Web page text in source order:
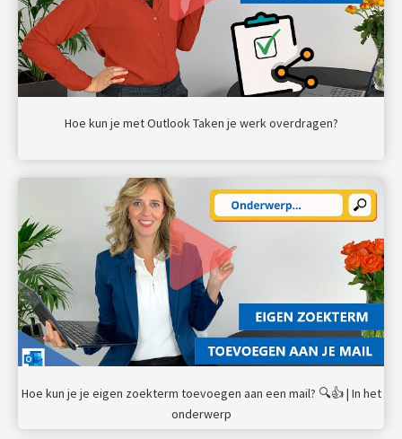
Hoe kun je met Outlook Taken je werk overdragen?
Hoe kun je je eigen zoekterm toevoegen aan een mail? 🔍👍 | In het
onderwerp